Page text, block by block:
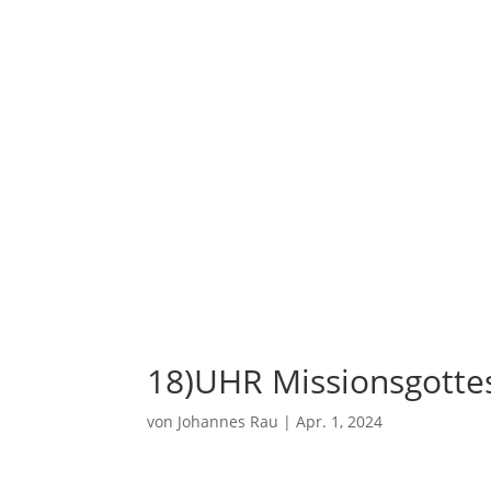
18)UHR
von Johannes Rau |Apr. 1, 2024